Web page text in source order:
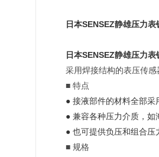
日本SENSEZ静雄压力
日本SENSEZ静雄压力
采用焊接结构的表压传
■ 特点
● 接液部件的材料全部
● 兼容各种压力介质，
● 也可提供负压和组合压
■ 规格